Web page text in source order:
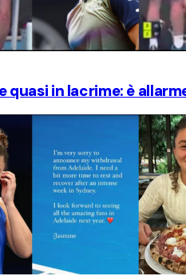
quasi in lacrime: è